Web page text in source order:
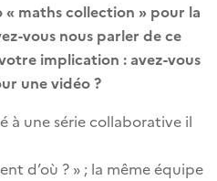
maths collection » pour la
vous nous parler de ce
implication : avez-vous
une vidéo ?
à une série collaborative il
d’où ? » ; la même équipe